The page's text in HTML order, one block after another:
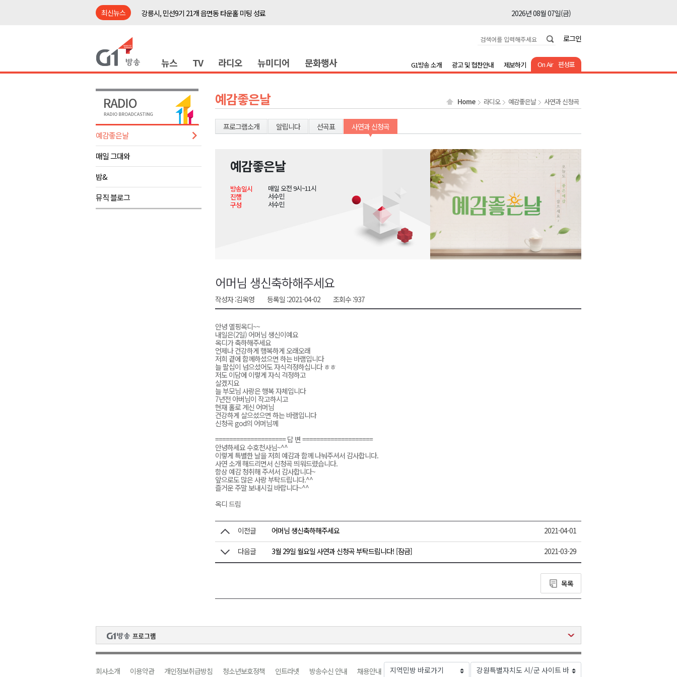
최신뉴스
강릉시, 민선9기 21개 읍면동 타운홀 미팅 성료
2026년 08월 07일(금)
2026년 08월 07일(금)
<강원랜드> 마카오 카지노 "복합리조트로 진화 중"
2026년 08월 07일(금)
강원도립대학교, 하반기 평생교육원 수강생 모집
태백시, 28~29일 제5회 황부자 며느리 축제
2026년 08월 07일(금)
오늘 극한폭염 계속..낮 최고 ‘영상 38도’
썩고, 무르고..농산물 피해 속출
2026년 08월 07일(금)
강릉시, 민선9기 21개 읍면동 타운홀 미팅 성료
2026년 08월 07일(금)
양구군, 원주환경청에 비점오염저감 사업 등 건의
2026년 08월 07일(금)
<강원랜드> 관광객이 인구 3배..싱가포르 복합리조트
2026년 08월 07일(금)
2026년 08월 07일(금)
2026년 08월 07일(금)
2026년 08월 07일(금)
오늘 극한폭염 계속..낮 최고 ‘영상 38도’
썩고, 무르고..농산물 피해 속출
로그인
뉴스 TV 라디오 뉴미디어 문화행사 On Air 편성표
G1방송 소개 광고 및 협찬안내 제보하기
예감좋은날
매일 그대와
밤&
뮤직 블로그
예감좋은날 Home 라디오 예감좋은날 사연과 신청곡
프로그램소개 알립니다 선곡표 사연과 신청곡
예감좋은날
방송일시
매일 오전 9시~11시
진행
서수민
구성
서수민
어머님 생신축하해주세요
작성자 :김옥영 등록일 :2021-04-02 조회수 :937
안녕 옐핑옥디~~
내일은(2일) 어머님 생신이예요
옥디가 축하해주세요
언제나 건강하게 행복하게 오래오래
저희 곁에 함께하셨으면 하는 바램입니다
늘 팔십이 넘으셨어도 자식걱정하십니다 ㅎㅎ
저도 이담에 이렇게 자식 걱정하고
살겠지요
늘 부모님 사랑은 행복 자체입니다
7년전 아버님이 작고하시고
현재 홀로 계신 어머님
건강하게 살으셨으면 하는 바램입니다
신청곡 god의 어머님께
==================== 답 변 ====================
안녕하세요 수호천사님~^^
이렇게 특별한 날을 저희 예감과 함께 나눠주셔서 감사합니다.
사연 소개 해드리면서 신청곡 띄워드렸습니다.
항상 예감 청취해 주셔서 감사합니다~
앞으로도 많은 사랑 부탁드립니다.^^
즐거운 주말 보내시길 바랍니다~^^
옥디 드림
이전글 어머님 생신축하해주세요 2021-04-01
다음글 3월 29일 월요일 사연과 신청곡 부탁드립니다! [잠금] 2021-03-29
목록
회사소개 이용약관 개인정보취급방침 청소년보호정책 인트라넷 방송수신 안내 채용안내